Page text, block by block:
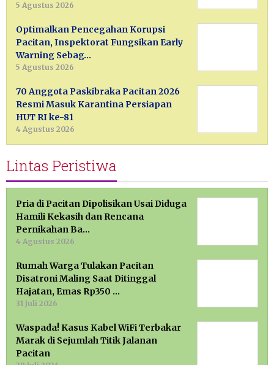
5 Agustus 2026
Optimalkan Pencegahan Korupsi
Pacitan, Inspektorat Fungsikan Early
Warning Sebag…
5 Agustus 2026
70 Anggota Paskibraka Pacitan 2026
Resmi Masuk Karantina Persiapan
HUT RI ke-81
4 Agustus 2026
Lintas Peristiwa
Pria di Pacitan Dipolisikan Usai Diduga
Hamili Kekasih dan Rencana
Pernikahan Ba…
4 Agustus 2026
Rumah Warga Tulakan Pacitan
Disatroni Maling Saat Ditinggal
Hajatan, Emas Rp350 …
31 Juli 2026
Waspada! Kasus Kabel WiFi Terbakar
Marak di Sejumlah Titik Jalanan
Pacitan